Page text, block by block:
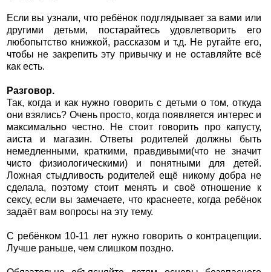
Если вы узнали, что ребёнок подглядывает за вами или
другими детьми, постарайтесь удовлетворить его
любопытство книжкой, рассказом и т.д. Не ругайте его,
чтобы не закрепить эту привычку и не оставляйте всё
как есть.
Разговор.
Так, когда и как нужно говорить с детьми о том, откуда
они взялись? Очень просто, когда появляется интерес и
максимально честно. Не стоит говорить про капусту,
аиста и магазин. Ответы родителей должны быть
немедленными, краткими, правдивыми(что не значит
чисто физиологическими) и понятными для детей.
Ложная стыдливость родителей ещё никому добра не
сделала, поэтому стоит менять и своё отношение к
сексу, если вы замечаете, что краснеете, когда ребёнок
задаёт вам вопросы на эту тему.
С ребёнком 10-11 лет нужно говорить о контрацепции.
Лучше раньше, чем слишком поздно.